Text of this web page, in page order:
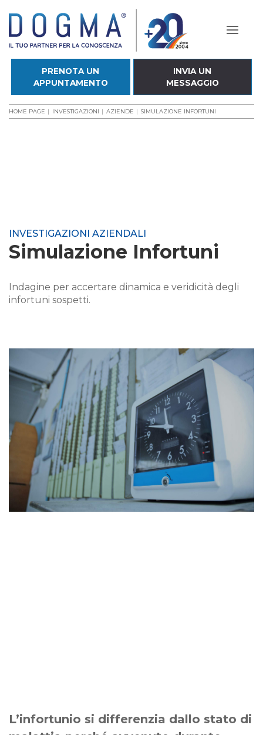
PRENOTA UN
APPUNTAMENTO
INVIA UN
MESSAGGIO
HOME PAGE INVESTIGAZIONI AZIENDE SIMULAZIONE INFORTUNI
INVESTIGAZIONI AZIENDALI
Simulazione Infortuni
Indagine per accertare dinamica e veridicità degli
infortuni sospetti.
L’infortunio si differenzia dallo stato di